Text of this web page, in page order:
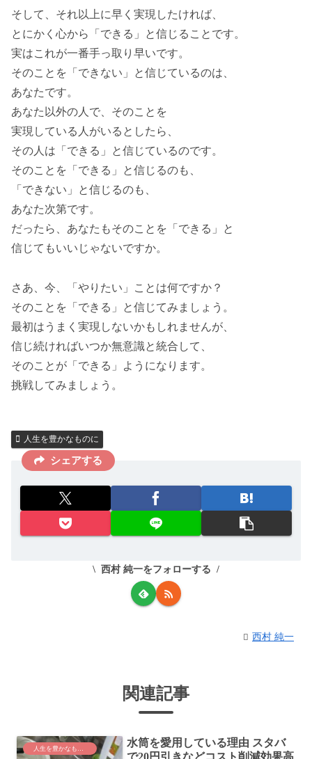
そして、それ以上に早く実現したければ、
とにかく心から「できる」と信じることです。
実はこれが一番手っ取り早いです。
そのことを「できない」と信じているのは、
あなたです。
あなた以外の人で、そのことを
実現している人がいるとしたら、
その人は「できる」と信じているのです。
そのことを「できる」と信じるのも、
「できない」と信じるのも、
あなた次第です。
だったら、あなたもそのことを「できる」と
信じてもいいじゃないですか。
さあ、今、「やりたい」ことは何ですか？
そのことを「できる」と信じてみましょう。
最初はうまく実現しないかもしれませんが、
信じ続ければいつか無意識と統合して、
そのことが「できる」ようになります。
挑戦してみましょう。
人生を豊かなものに
シェアする
西村 純一をフォローする
西村 純一
関連記事
人生を豊かなものに
水筒を愛用している理由 スタバ